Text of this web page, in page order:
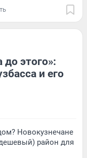
до этого»:
и его
Новокузнечане
район для